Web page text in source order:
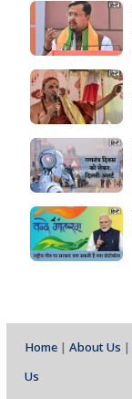
Home| About Us |
Us